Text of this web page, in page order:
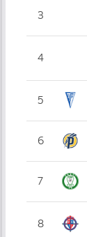
3
4
5
6
7
8